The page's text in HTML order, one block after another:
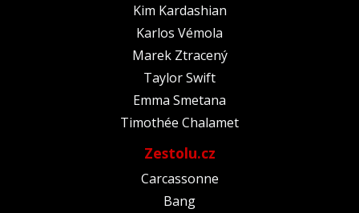
Kim Kardashian
Karlos Vémola
Marek Ztracený
Taylor Swift
Emma Smetana
Timothée Chalamet
Zestolu.cz
Carcassonne
Bang